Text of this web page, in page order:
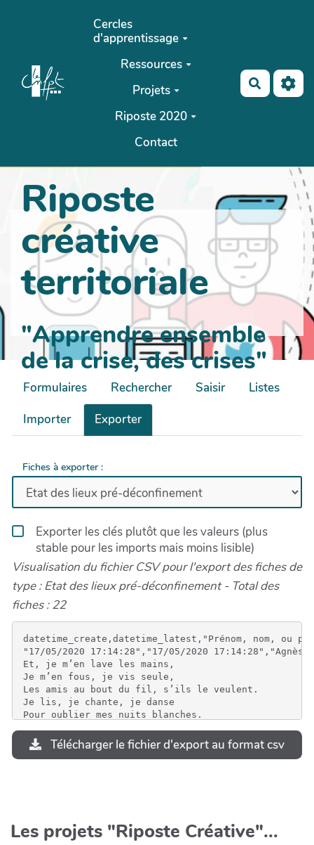
Aller au contenu principal
Cercles
d'apprentissage
Ressources
Projets
Riposte 2020
Contact
Riposte
créative
territoriale
"Apprendre ensemble
de la crise, des crises"
Formulaires Rechercher Saisir
Listes
Importer
Exporter
Fiches à exporter :
Exporter les clés plutôt que les valeurs (plus
stable pour les imports mais moins lisible)
Visualisation du fichier CSV pour l'export des fiches de
type : Etat des lieux pré-déconfinement - Total des
fiches : 22
datetime_create,datetime_latest,"Prénom, nom, ou pseudo *","Quel établissement ? structure...","Quelle est votre météo personnelle eu égard à la situation vécue ?","Quelles bonnes pratiques, expérimentations à partager ?","Quels sont les gros problèmes rencontrés ? Les points de blocage ?","Quelles pépites en terme de coopération avec vos collègues ?","Quelles pépites en terme de coopération avec les partenaires ?","Que voulez-vous conserver de cette expérience de confinement, quel positif à garder, consolider ?","Que voulez-vous cesser, quel négatif à travailler, améliorer ?","Que voulez-vous créer, inventer, fabriquer, qui vous a vraiment manqué ?","Autres remarques à partager"
"17/05/2020 17:14:28","17/05/
Télécharger le fichier d'export au format csv
Les projets "Riposte Créative"...